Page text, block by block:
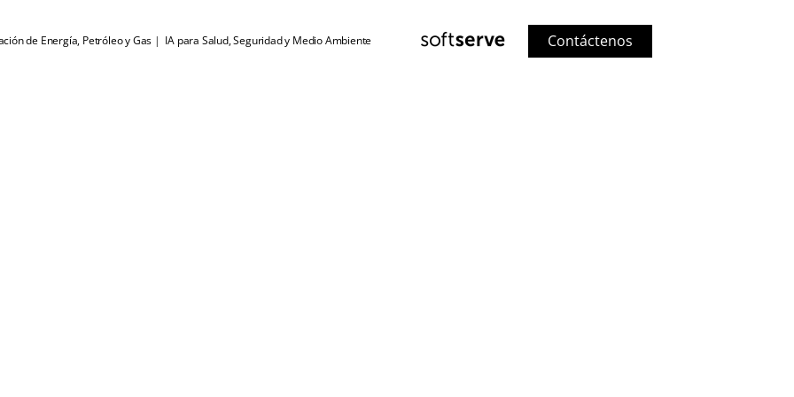
de Energía, Petróleo y Gas | IA para Salud, Seguridad y Medio Ambiente Contáctenos